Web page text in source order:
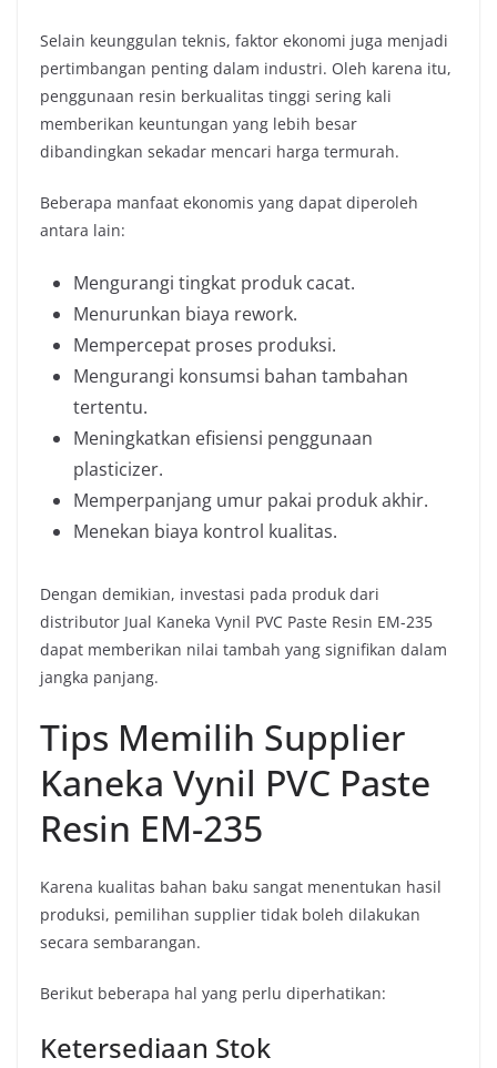
Selain keunggulan teknis, faktor ekonomi juga menjadi
pertimbangan penting dalam industri. Oleh karena itu,
penggunaan resin berkualitas tinggi sering kali
memberikan keuntungan yang lebih besar
dibandingkan sekadar mencari harga termurah.
Beberapa manfaat ekonomis yang dapat diperoleh
antara lain:
Mengurangi tingkat produk cacat.
Menurunkan biaya rework.
Mempercepat proses produksi.
Mengurangi konsumsi bahan tambahan
tertentu.
Meningkatkan efisiensi penggunaan
plasticizer.
Memperpanjang umur pakai produk akhir.
Menekan biaya kontrol kualitas.
Dengan demikian, investasi pada produk dari
distributor Jual Kaneka Vynil PVC Paste Resin EM-235
dapat memberikan nilai tambah yang signifikan dalam
jangka panjang.
Tips Memilih Supplier
Kaneka Vynil PVC Paste
Resin EM-235
Karena kualitas bahan baku sangat menentukan hasil
produksi, pemilihan supplier tidak boleh dilakukan
secara sembarangan.
Berikut beberapa hal yang perlu diperhatikan:
Ketersediaan Stok